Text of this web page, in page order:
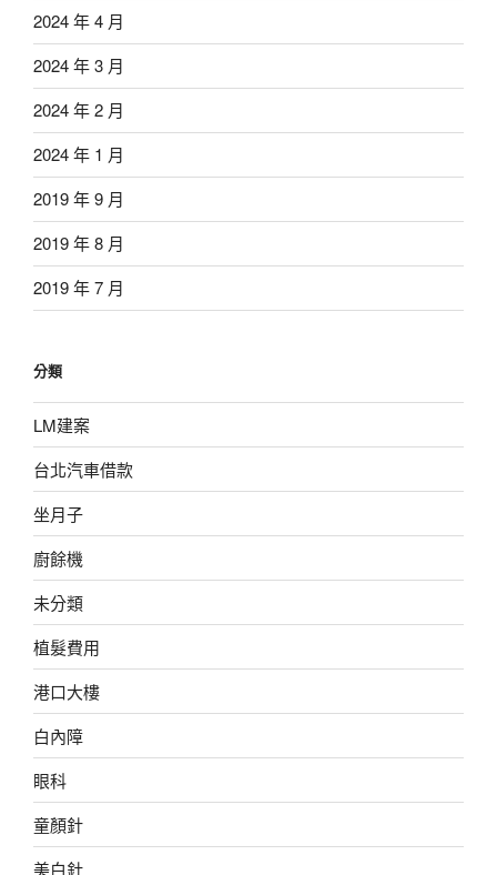
2024 年 4 月
2024 年 3 月
2024 年 2 月
2024 年 1 月
2019 年 9 月
2019 年 8 月
2019 年 7 月
分類
LM建案
台北汽車借款
坐月子
廚餘機
未分類
植髮費用
港口大樓
白內障
眼科
童顏針
美白針